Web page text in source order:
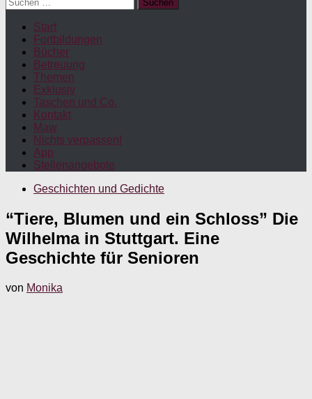
nach:
Start
Fortbildungen
Bücher
Betreuung
Themen
Exklusiv
Taschen und Co.
Kontakt
Maw
Nichts verpassen!
App
Stellenangebote
Geschichten und Gedichte
“Tiere, Blumen und ein Schloss” Die
Wilhelma in Stuttgart. Eine
Geschichte für Senioren
von Monika